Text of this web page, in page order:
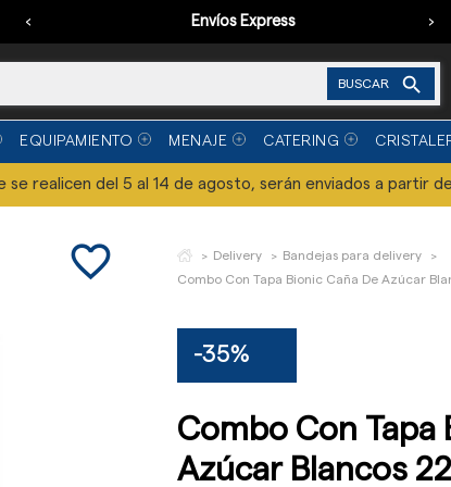
Envíos Express
‹ ›
BUSCAR 
EQUIPAMIENTO MENAJE CATERING
se realicen del 5 al 14 de agosto, serán enviados a partir
favorite_border Delivery
Bandejas para delivery
Combo Con Tapa Bionic Caña De Azúcar
-35%
Combo Con Tapa
Azúcar Blancos